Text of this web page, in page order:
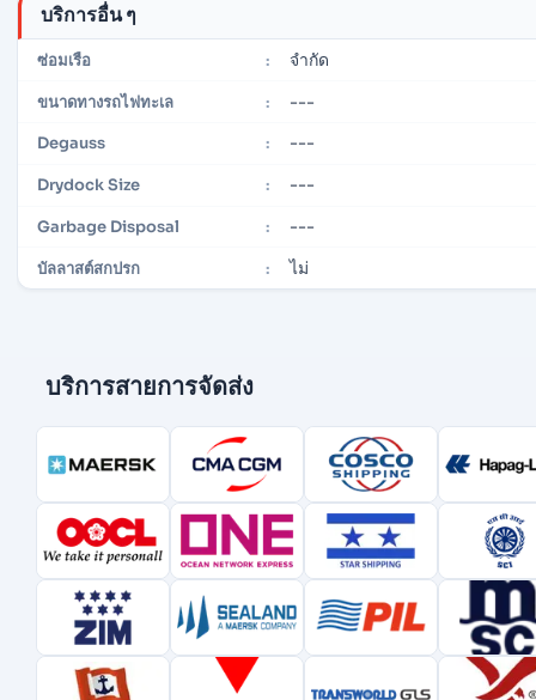
บริการอื่น ๆ
ซ่อมเรือ : จำกัด
ขนาดทางรถไฟทะเล : ---
Degauss : ---
Drydock Size : ---
Garbage Disposal : ---
บัลลาสต์สกปรก : ไม่
บริการสายการจัดส่ง